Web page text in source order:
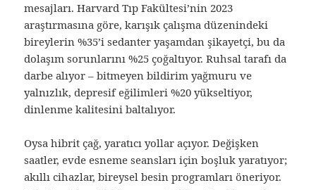
mesajları. Harvard Tıp Fakültesi’nin 2023
araştırmasına göre, karışık çalışma düzenindeki
bireylerin %35’i sedanter yaşamdan şikayetçi, bu da
dolaşım sorunlarını %25 çoğaltıyor. Ruhsal tarafı da
darbe alıyor – bitmeyen bildirim yağmuru ve
yalnızlık, depresif eğilimleri %20 yükseltiyor,
dinlenme kalitesini baltalıyor.
Oysa hibrit çağ, yaratıcı yollar açıyor. Değişken
saatler, evde esneme seansları için boşluk yaratıyor;
akıllı cihazlar, bireysel besin programları öneriyor.